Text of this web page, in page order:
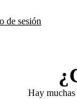
de sesión
Hay